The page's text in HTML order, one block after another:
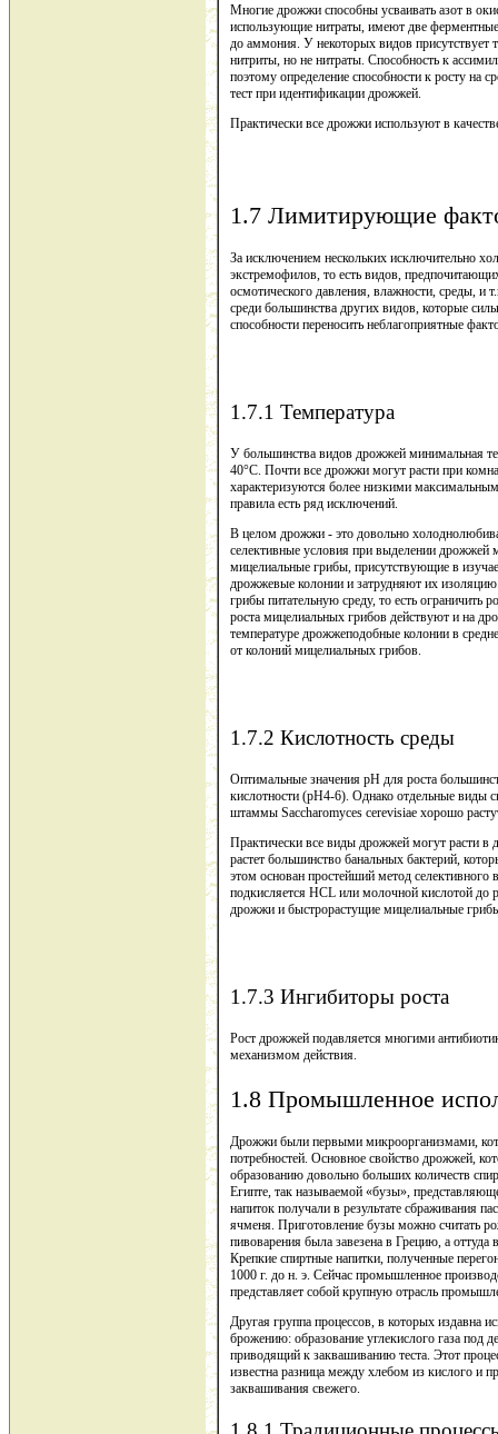
Многие дрожжи способны усваивать азот в
использующие нитраты, имеют две ферментные
до аммония. У некоторых видов присутствует
нитриты, но не нитраты. Способность к
поэтому определение способности к росту на
тест при идентификации дрожжей.
Практически все дрожжи используют в
1.7 Лимитирующие
За исключением нескольких исключительно
экстремофилов, то есть видов,
осмотического давления, влажности, среды,
среди большинства других видов, которые
способности переносить неблагоприятные
1.7.1 Температура
У большинства видов дрожжей минимальная
40°С. Почти все дрожжи могут расти при
характеризуются более низкими
правила есть ряд исключений.
В целом дрожжи - это довольно
селективные условия при выделении дрожжей
мицелиальные грибы, присутствующие в
дрожжевые колонии и затрудняют их
грибы питательную среду, то есть
роста мицелиальных грибов действуют и на
температуре дрожжеподобные колонии в
от колоний мицелиальных грибов.
1.7.2 Кислотность среды
Оптимальные значения рН для роста
кислотности (рН4-6). Однако отдельные виды
штаммы Saccharomyces cerevisiae хорошо
Практически все виды дрожжей могут расти в
растет большинство банальных бактерий,
этом основан простейший метод селективного
подкисляется НCL или молочной кислотой до
дрожжи и быстрорастущие мицелиальные
1.7.3 Ингибиторы роста
Рост дрожжей подавляется многими
механизмом действия.
1.8 Промышленное
Дрожжи были первыми микроорганизмами,
потребностей. Основное свойство дрожжей,
образованию довольно больших количеств
Египте, так называемой «бузы»,
напиток получали в результате сбраживания
ячменя. Приготовление бузы можно считать
пивоварения была завезена в Грецию, а
Крепкие спиртные напитки, полученные
1000 г. до н. э. Сейчас промышленное
представляет собой крупную отрасль
Другая группа процессов, в которых издавна
брожению: образование углекислого газа под
приводящий к заквашиванию теста. Этот
известна разница между хлебом из кислого и
заквашивания свежего.